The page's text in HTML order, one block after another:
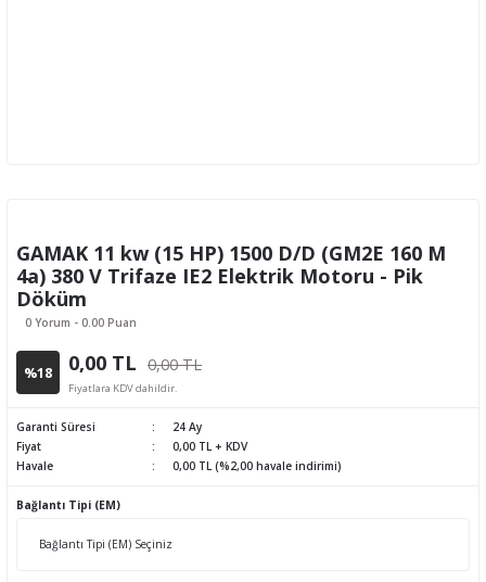
GAMAK 11 kw (15 HP) 1500 D/D (GM2E 160 M
4a) 380 V Trifaze IE2 Elektrik Motoru - Pik
Döküm
0 Yorum - 0.00 Puan
%18 0,00 TL 0,00 TL
Fiyatlara KDV dahildir.
Garanti Süresi
24 Ay
Fiyat
0,00 TL + KDV
Havale
0,00 TL (%2,00 havale indirimi)
Bağlantı Tipi (EM)